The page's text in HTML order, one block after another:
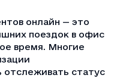
онлайн — это
поездок в офис
время. Многие
статус